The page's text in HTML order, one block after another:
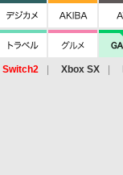
Switch2 Xbox SX